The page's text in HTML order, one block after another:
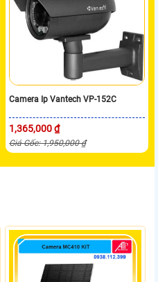
Camera Ip Vantech VP-152C
1,365,000 ₫
Giá Gốc: 1,950,000 ₫